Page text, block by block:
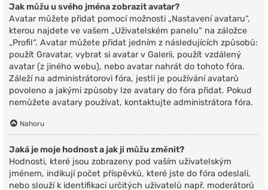
Jak můžu u svého jména zobrazit avatar?
Avatar můžete přidat pomocí možnosti „Nastavení avataru“,
kterou najdete ve vašem „Uživatelském panelu“ na záložce
„Profil“. Avatar můžete přidat jedním z následujících způsobů:
použít Gravatar, vybrat si avatar v Galerii, použít vzdálený
avatar (z jiného webu), nebo avatar nahrát do tohoto fóra.
Záleží na administrátorovi fóra, jestli je používání avatarů
povoleno a jakými způsoby lze avatary do fóra přidat. Pokud
nemůžete avatary používat, kontaktujte administrátora fóra.
Nahoru
Jaká je moje hodnost a jak ji můžu změnit?
Hodnosti, které jsou zobrazeny pod vaším uživatelským
jménem, indikují počet příspěvků, které jste do fóra odeslali,
nebo slouží k identifikaci určitých uživatelů např. moderátorů